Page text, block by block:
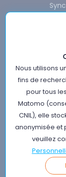
Politique
Nous utilisons
fins de
pour tous
Matomo
CNIL), elle
anonymisée et
veuillez